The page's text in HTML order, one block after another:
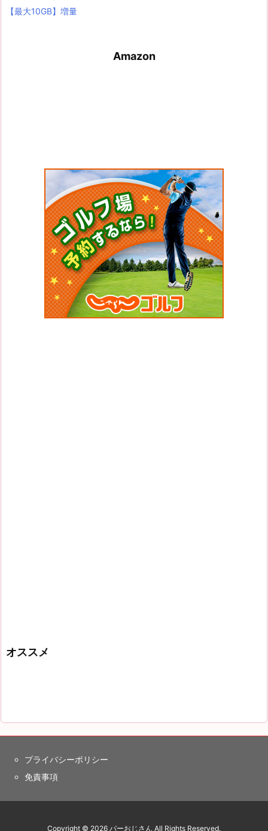
【最大10GB】増量
Amazon
オススメ
プライバシーポリシー
免責事項
Copyright © 2026 パーおじさん All Rights Reserved.